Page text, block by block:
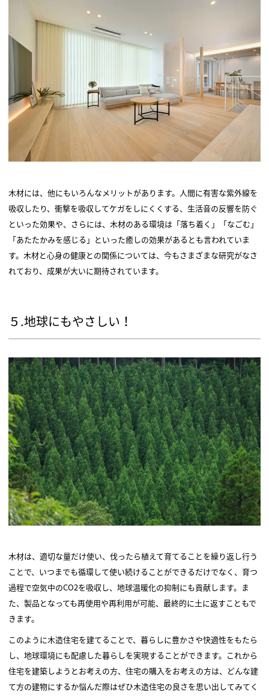
木材には、他にもいろんなメリットがあります。人間に有害な紫外線を
吸収したり、衝撃を吸収してケガをしにくくする、生活音の反響を防ぐ
といった効果や、さらには、木材のある環境は「落ち着く」「なごむ」
「あたたかみを感じる」といった癒しの効果があるとも言われていま
す。木材と心身の健康との関係については、今もさまざまな研究がなさ
れており、成果が大いに期待されています。
５.地球にもやさしい！
木材は、適切な量だけ使い、伐ったら植えて育てることを繰り返し行う
ことで、いつまでも循環して使い続けることができるだけでなく、育つ
過程で空気中のCO2を吸収し、地球温暖化の抑制にも貢献します。ま
た、製品となっても再使用や再利用が可能、最終的に土に返すこともで
きます。
このように木造住宅を建てることで、暮らしに豊かさや快適性をもたら
し、地球環境にも配慮した暮らしを実現することができます。これから
住宅を建築しようとお考えの方、住宅の購入をお考えの方は、どんな建
て方の建物にするか悩んだ際はぜひ木造住宅の良さを思い出してみてく